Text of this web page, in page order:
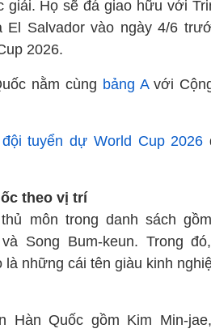
giải. Họ sẽ đá giao hữu với
El Salvador vào ngày 4/6
2026.
nằm cùng bảng Avới
tuyển dự World Cup 2026
theo vị trí
môn trong danh sách
Song Bum-keun. Trong
là những cái tên giàu kinh
Hàn Quốc gồm Kim Min-